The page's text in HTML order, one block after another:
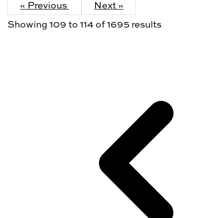
« Previous Next »
Showing 109 to 114 of 1695 results